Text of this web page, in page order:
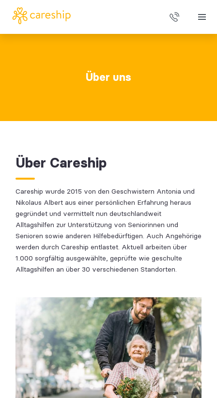
Über uns
Über Careship
Careship wurde 2015 von den Geschwistern Antonia und
Nikolaus Albert aus einer persönlichen Erfahrung heraus
gegründet und vermittelt nun deutschlandweit
Alltagshilfen zur Unterstützung von Seniorinnen und
Senioren sowie anderen Hilfebedürftigen. Auch Angehörige
werden durch Careship entlastet. Aktuell arbeiten über
1.000 sorgfältig ausgewählte, geprüfte wie geschulte
Alltagshilfen an über 30 verschiedenen Standorten.